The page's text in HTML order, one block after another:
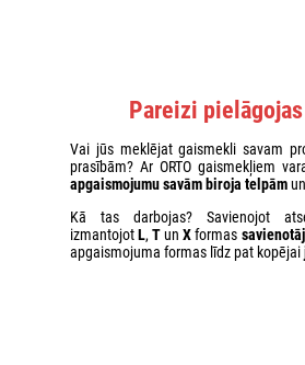
Pareizi
Vai jūs meklējat gaismekli savam
prasībām? Ar ORTO gaismekļiem
apgaismojumu savām biroja telpāmun
Kā tas darbojas? Savienojot
izmantojotL,TunXformas
apgaismojuma formas līdz pat kopējai